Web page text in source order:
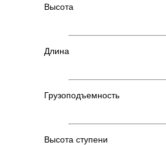
Высота
Длина
Грузоподъемность
Высота ступени